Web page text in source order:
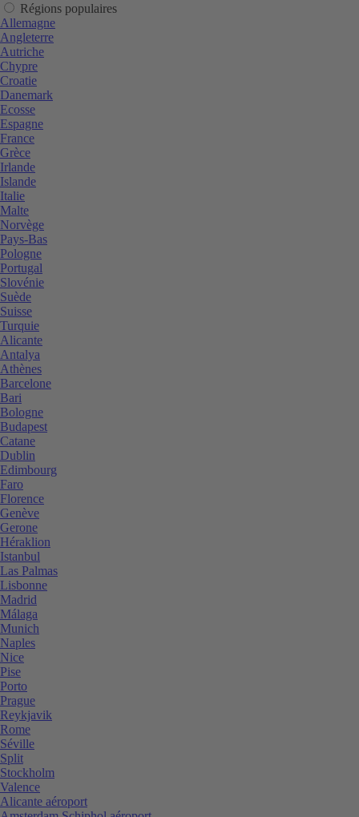
Régions populaires
Allemagne
Angleterre
Autriche
Chypre
Croatie
Danemark
Ecosse
Espagne
France
Grèce
Irlande
Islande
Italie
Malte
Norvège
Pays-Bas
Pologne
Portugal
Slovénie
Suède
Suisse
Turquie
Alicante
Antalya
Athènes
Barcelone
Bari
Bologne
Budapest
Catane
Dublin
Edimbourg
Faro
Florence
Genève
Gerone
Héraklion
Istanbul
Las Palmas
Lisbonne
Madrid
Málaga
Munich
Naples
Nice
Pise
Porto
Prague
Reykjavik
Rome
Séville
Split
Stockholm
Valence
Alicante aéroport